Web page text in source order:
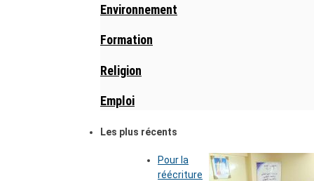
Environnement
Formation
Religion
Emploi
Les plus récents
Pour la
réécriture